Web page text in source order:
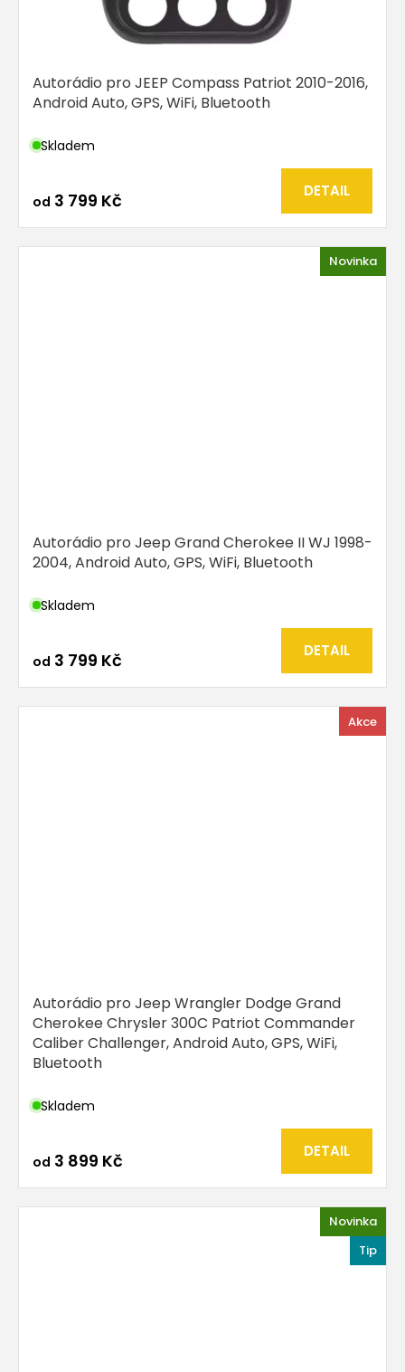
Autorádio pro JEEP Compass Patriot 2010-2016,
Android Auto, GPS, WiFi, Bluetooth
Skladem
od 3 799 Kč DETAIL
Novinka
Autorádio pro Jeep Grand Cherokee II WJ 1998-
2004, Android Auto, GPS, WiFi, Bluetooth
Skladem
od 3 799 Kč DETAIL
Akce
Autorádio pro Jeep Wrangler Dodge Grand
Cherokee Chrysler 300C Patriot Commander
Caliber Challenger, Android Auto, GPS, WiFi,
Bluetooth
Skladem
od 3 899 Kč DETAIL
Novinka
Tip